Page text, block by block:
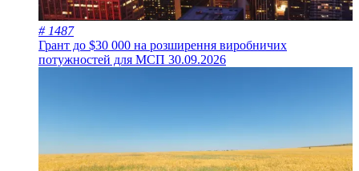
# 1487
Грант до $30 000 на розширення виробничих
потужностей для МСП 30.09.2026